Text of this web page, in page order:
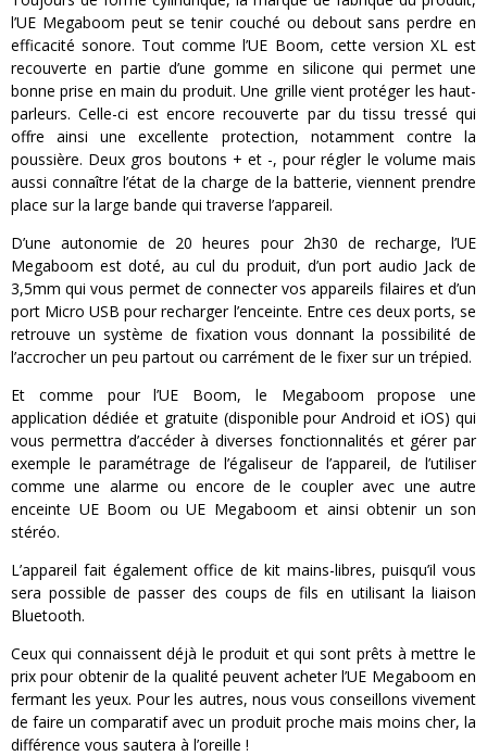
l’UE Megaboom peut se tenir couché ou debout sans perdre en
efficacité sonore. Tout comme l’UE Boom, cette version XL est
recouverte en partie d’une gomme en silicone qui permet une
bonne prise en main du produit. Une grille vient protéger les haut-
parleurs. Celle-ci est encore recouverte par du tissu tressé qui
offre ainsi une excellente protection, notamment contre la
poussière. Deux gros boutons + et -, pour régler le volume mais
aussi connaître l’état de la charge de la batterie, viennent prendre
place sur la large bande qui traverse l’appareil.
D’une autonomie de 20 heures pour 2h30 de recharge, l’UE
Megaboom est doté, au cul du produit, d’un port audio Jack de
3,5mm qui vous permet de connecter vos appareils filaires et d’un
port Micro USB pour recharger l’enceinte. Entre ces deux ports, se
retrouve un système de fixation vous donnant la possibilité de
l’accrocher un peu partout ou carrément de le fixer sur un trépied.
Et comme pour l’UE Boom, le Megaboom propose une
application dédiée et gratuite (disponible pour Android et iOS) qui
vous permettra d’accéder à diverses fonctionnalités et gérer par
exemple le paramétrage de l’égaliseur de l’appareil, de l’utiliser
comme une alarme ou encore de le coupler avec une autre
enceinte UE Boom ou UE Megaboom et ainsi obtenir un son
stéréo.
L’appareil fait également office de kit mains-libres, puisqu’il vous
sera possible de passer des coups de fils en utilisant la liaison
Bluetooth.
Ceux qui connaissent déjà le produit et qui sont prêts à mettre le
prix pour obtenir de la qualité peuvent acheter l’UE Megaboom en
fermant les yeux. Pour les autres, nous vous conseillons vivement
de faire un comparatif avec un produit proche mais moins cher, la
différence vous sautera à l’oreille !